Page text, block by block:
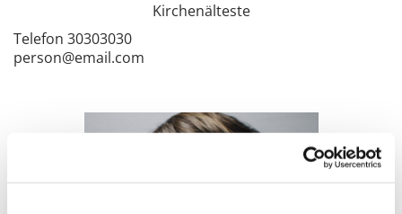
Kirchenälteste
Telefon 30303030
person@email.com